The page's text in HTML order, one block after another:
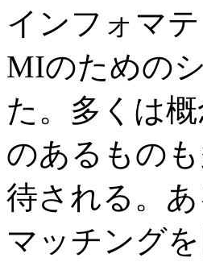
インフォマ
MIのための
た。多くは
のあるもの
待される。
マッチング